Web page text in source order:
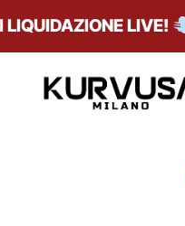
LIVE!